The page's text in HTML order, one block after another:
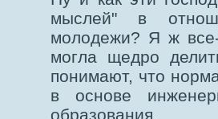
мыслей" в
молодежи? Я ж
могла щедро
понимают, что
в основе
образования.